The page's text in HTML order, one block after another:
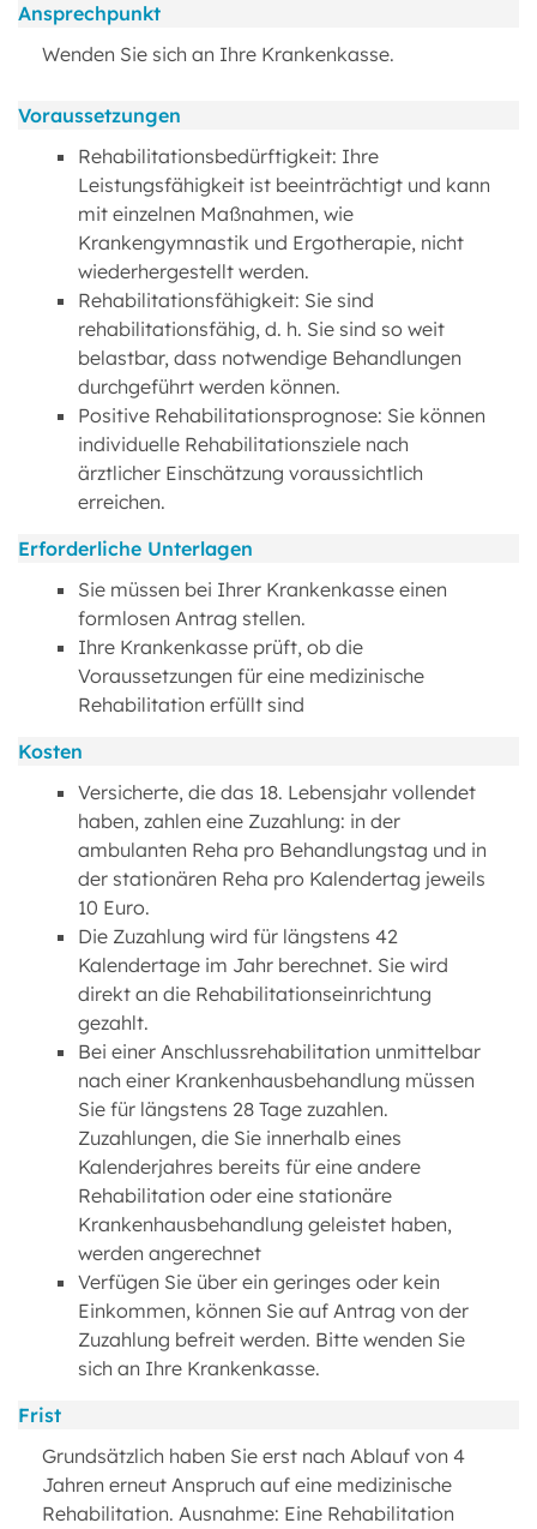
Ansprechpunkt
Wenden Sie sich an Ihre Krankenkasse.
Voraussetzungen
Rehabilitationsbedürftigkeit: Ihre
Leistungsfähigkeit ist beeinträchtigt und kann
mit einzelnen Maßnahmen, wie
Krankengymnastik und Ergotherapie, nicht
wiederhergestellt werden.
Rehabilitationsfähigkeit: Sie sind
rehabilitationsfähig, d. h. Sie sind so weit
belastbar, dass notwendige Behandlungen
durchgeführt werden können.
Positive Rehabilitationsprognose: Sie können
individuelle Rehabilitationsziele nach
ärztlicher Einschätzung voraussichtlich
erreichen.
Erforderliche Unterlagen
Sie müssen bei Ihrer Krankenkasse einen
formlosen Antrag stellen.
Ihre Krankenkasse prüft, ob die
Voraussetzungen für eine medizinische
Rehabilitation erfüllt sind
Kosten
Versicherte, die das 18. Lebensjahr vollendet
haben, zahlen eine Zuzahlung: in der
ambulanten Reha pro Behandlungstag und in
der stationären Reha pro Kalendertag jeweils
10 Euro.
Die Zuzahlung wird für längstens 42
Kalendertage im Jahr berechnet. Sie wird
direkt an die Rehabilitationseinrichtung
gezahlt.
Bei einer Anschlussrehabilitation unmittelbar
nach einer Krankenhausbehandlung müssen
Sie für längstens 28 Tage zuzahlen.
Zuzahlungen, die Sie innerhalb eines
Kalenderjahres bereits für eine andere
Rehabilitation oder eine stationäre
Krankenhausbehandlung geleistet haben,
werden angerechnet
Verfügen Sie über ein geringes oder kein
Einkommen, können Sie auf Antrag von der
Zuzahlung befreit werden. Bitte wenden Sie
sich an Ihre Krankenkasse.
Frist
Grundsätzlich haben Sie erst nach Ablauf von 4
Jahren erneut Anspruch auf eine medizinische
Rehabilitation. Ausnahme: Eine Rehabilitation